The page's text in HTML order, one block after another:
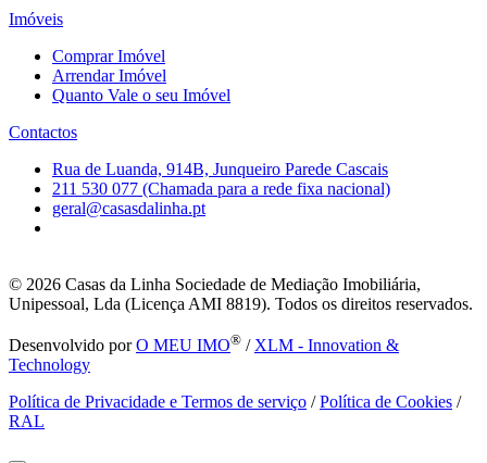
Imóveis
Comprar Imóvel
Arrendar Imóvel
Quanto Vale o seu Imóvel
Contactos
Rua de Luanda, 914B, Junqueiro Parede Cascais
211 530 077 (Chamada para a rede fixa nacional)
geral@casasdalinha.pt
© 2026 Casas da Linha Sociedade de Mediação Imobiliária,
Unipessoal, Lda (Licença AMI 8819). Todos os direitos reservados.
Desenvolvido porO MEU IMO® / XLM - Innovation &
Technology
Política de Privacidade e Termos de serviço /Política de Cookies /
RAL